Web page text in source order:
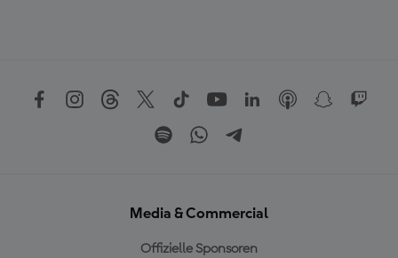
Media & Commercial
Offizielle Sponsoren